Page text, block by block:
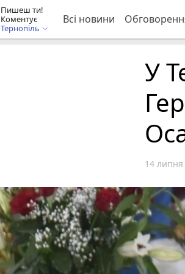
Пишеш ти!
Коментує
Тернопіль
Всі новини
У
14